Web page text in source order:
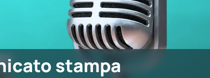
stampa